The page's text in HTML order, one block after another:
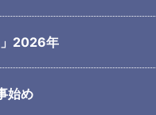
」2026年
始め